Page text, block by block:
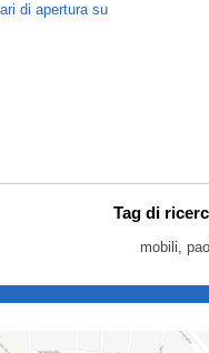
di apertura su
Tag di
mobili,